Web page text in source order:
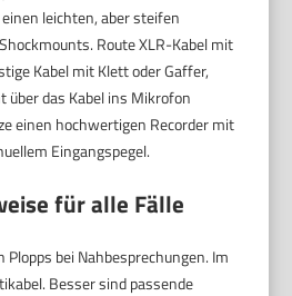
leichten, aber steifen
Route XLR-Kabel mit
Kabel mit Klett oder Gaffer,
über das Kabel ins Mikrofon
einen hochwertigen Recorder mit
Eingangspegel.
für alle Fälle
bei Nahbesprechungen. Im
Besser sind passende